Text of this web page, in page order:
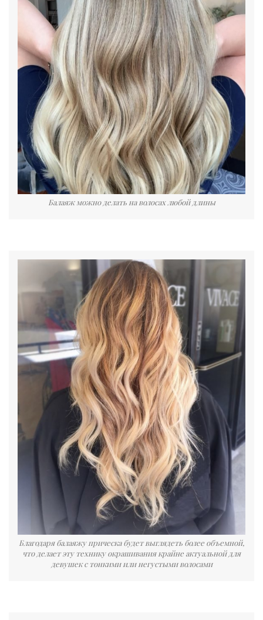
Балаяж можно делать на волосах любой длины
Благодаря балаяжу прическа будет выглядеть более объемной,
что делает эту технику окрашивания крайне актуальной для
девушек с тонкими или негустыми волосами